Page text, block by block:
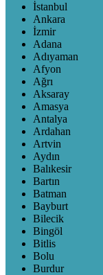
İstanbul
Ankara
İzmir
Adana
Adıyaman
Afyon
Ağrı
Aksaray
Amasya
Antalya
Ardahan
Artvin
Aydın
Balıkesir
Bartın
Batman
Bayburt
Bilecik
Bingöl
Bitlis
Bolu
Burdur